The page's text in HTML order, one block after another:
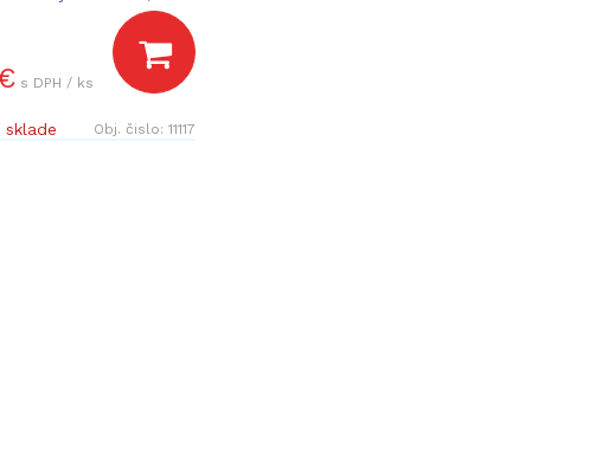
s DPH / ks
sklade Obj. čislo:11117